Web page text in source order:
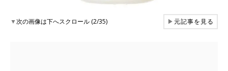
▼次の画像は下へスクロール (2/35) ▶元記事を見る